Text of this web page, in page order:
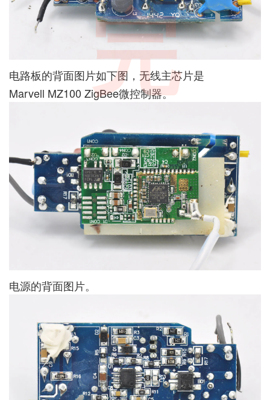
电路板的背面图片如下图，无线主芯片是
Marvell MZ100 ZigBee微控制器。
电源的背面图片。
完